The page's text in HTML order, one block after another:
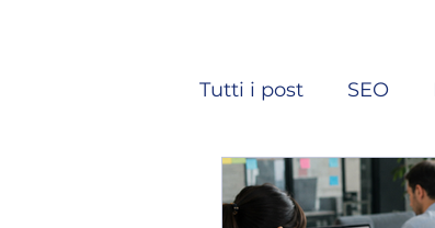
Tutti i post SEO
Intelligenza